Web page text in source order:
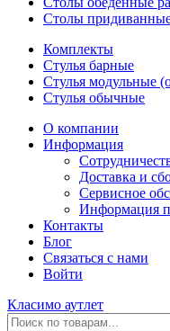
Столы
Комплекты
Стулья барные
Стулья модульные
Стулья обычные
О компании
Информация
Доставка и
Сервисное
Информация
Контакты
Блог
Связаться с нами
Войти
Класимо аутлет